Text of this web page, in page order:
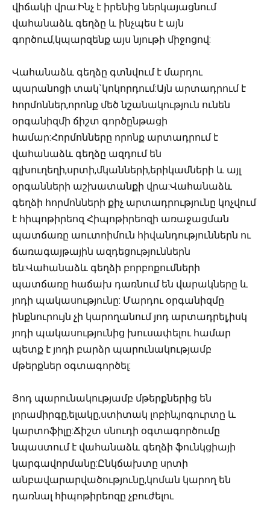
վիճակի վրա:Ինչ է իրենից ներկայացնում
վահանաձև գեղձը և ինչպես է այն
գործում,կպարզենք այս նյութի միջոցով:
Վահանաձև գեղձը գտնվում է մարդու
պարանոցի տակ`կոկորդում:Այն արտադրում է
հորմոններ,որոնք մեծ նշանակություն ունեն
օրգանիզմի ճիշտ գործընթացի
համար:Հորմոնները որոնք արտադրում է
վահանաձև գեղձը ազդում են
գլխուղեղի,սրտի,մկանների,երիկամների և այլ
օրգանների աշխատանքի վրա:Վահանաձև
գեղձի հորմոնների քիչ արտադրությունը կոչվում
է հիպոթիրեոզ Հիպոթիրեոզի առաջացման
պատճառը աուտոիմուն հիվանդություններն ու
ճառագայթային ազդեցություններն
են:Վահանաձև գեղձի բորբոքումների
պատճառը հաճախ դառնում են վարակները և
յոդի պակասությունը: Մարդու օրգանիզմը
ինքնուրույն չի կարողանում յոդ արտադրել,իսկ
յոդի պակասությունից խուսափելու համար
պետք է յոդի բարձր պարունակությամբ
մթերքներ օգտագործել:
Յոդ պարունակությամբ մթերքներից են
լորամիրգը,ելակը,ստիտակ լոբին,յոգուրտը և
կարտոֆիլը:Ճիշտ սնուդի օգտագործումը
նպաստում է վահանաձև գեղձի ֆունկցիայի
կարգավորմանը:Ընկճախտը սրտի
անբավարարվածությունը,կոման կարող են
դառնալ հիպոթիրեոզը չբուժելու